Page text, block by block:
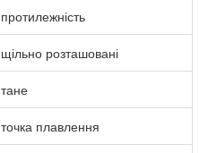
протилежність
щільно розташовані
тане
точка плавлення